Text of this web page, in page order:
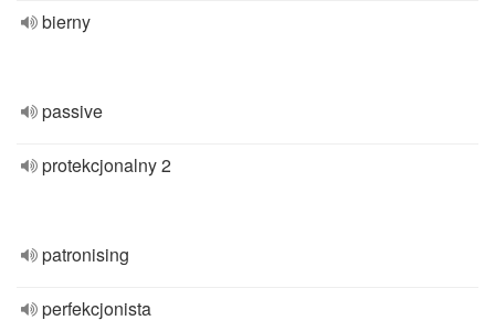
bierny
passive
protekcjonalny 2
patronising
perfekcjonista